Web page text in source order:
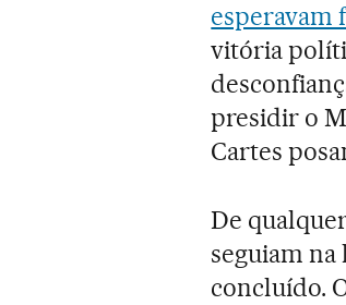
esperavam
vitória
presidir o
Cartes
De
seguiam na
concluído.